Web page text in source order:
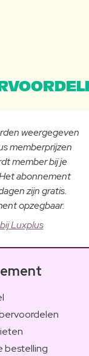
weergegeven
memberprijzen
member bij je
abonnement
zijn gratis.
opzegbaar.
Luxplus
bestelling